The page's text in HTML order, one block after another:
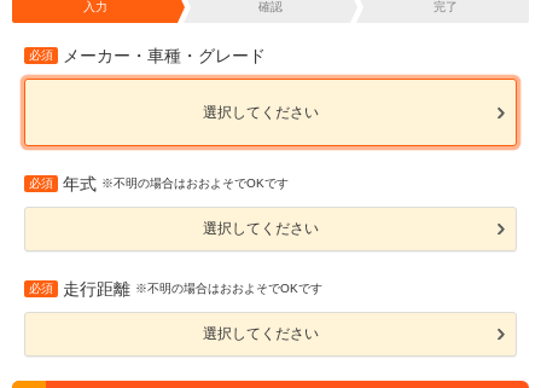
入力 確認 完了
必須 メーカー・車種・グレード
選択してください
必須 年式 ※不明の場合はおおよそでOKです
選択してください
必須 走行距離 ※不明の場合はおおよそでOKです
選択してください